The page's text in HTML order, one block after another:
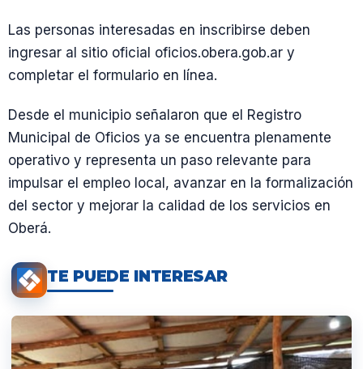
Las personas interesadas en inscribirse deben
ingresar al sitio oficial oficios.obera.gob.ar y
completar el formulario en línea.
Desde el municipio señalaron que el Registro
Municipal de Oficios ya se encuentra plenamente
operativo y representa un paso relevante para
impulsar el empleo local, avanzar en la formalización
del sector y mejorar la calidad de los servicios en
Oberá.
TE PUEDE INTERESAR